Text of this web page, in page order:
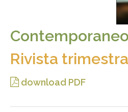
Contemporaneo
Rivista
download PDF